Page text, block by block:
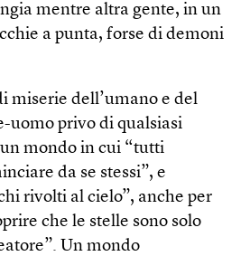
mentre altra gente, in un
a punta, forse di demoni
miserie dell’umano e del
uomo privo di qualsiasi
mondo in cui “tutti
da se stessi”, e
rivolti al cielo”, anche per
che le stelle sono solo
Un mondo